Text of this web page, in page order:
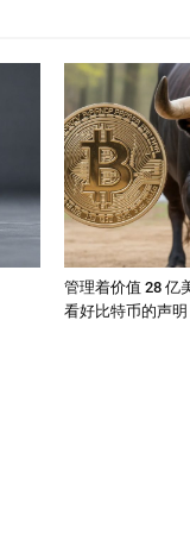
管理着价值 28 亿
看好比特币的声